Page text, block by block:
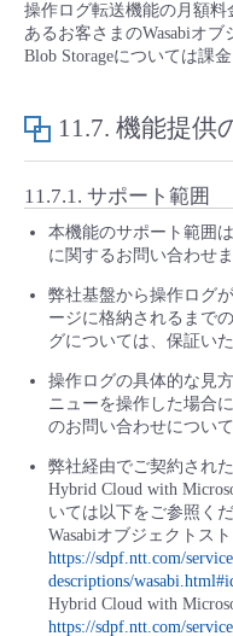
操作ログ転送機能の月額
あるお客さまのWasabiオ
Blob Storageについては課金
11.7. 機能提供
11.7.1. サポート範囲
本機能のサポート範囲
に関するお問い合わせ
弊社基盤から操作ログ
ージに格納されるまで
グについては、保証いた
操作ログの具体的な見
ニューを操作した場合
のお問い合わせについ
弊社経由でご契約され
Hybrid Cloud with
いては以下をご参照くだ
Wasabiオブジェクトスト
https://sdpf.ntt.com/
descriptions/
Hybrid Cloud with
https://sdpf.ntt.com/